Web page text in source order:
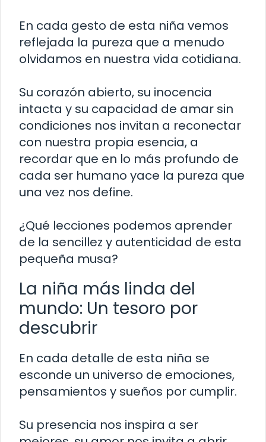
En cada gesto de esta niña vemos
reflejada la pureza que a menudo
olvidamos en nuestra vida cotidiana.
Su corazón abierto, su inocencia
intacta y su capacidad de amar sin
condiciones nos invitan a reconectar
con nuestra propia esencia, a
recordar que en lo más profundo de
cada ser humano yace la pureza que
una vez nos define.
¿Qué lecciones podemos aprender
de la sencillez y autenticidad de esta
pequeña musa?
La niña más linda del
mundo: Un tesoro por
descubrir
En cada detalle de esta niña se
esconde un universo de emociones,
pensamientos y sueños por cumplir.
Su presencia nos inspira a ser